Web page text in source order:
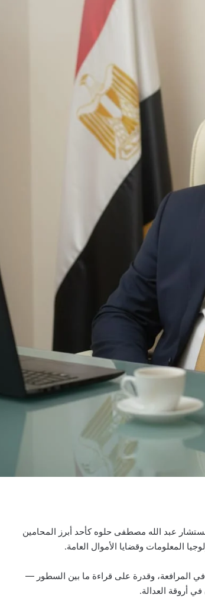
عبد الله مصطفى حلوه كأحد أبرز المحامين
المعلومات وقضايا الأموال العامة.
في المرافعة، وقدرة على قراءة ما بين السطور —
أروقة العدالة.